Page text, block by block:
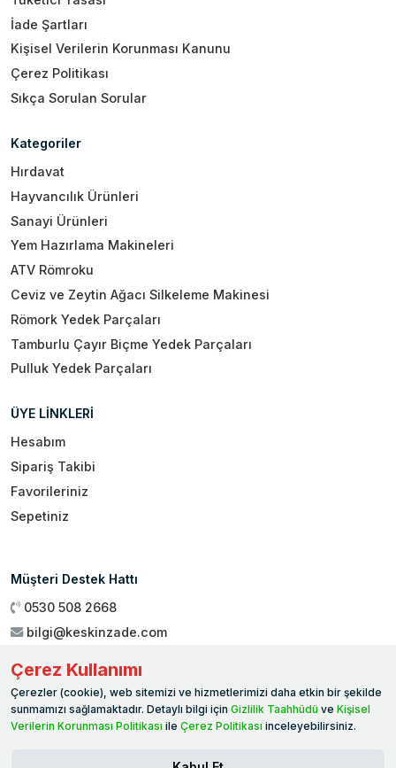
İade Şartları
Kişisel Verilerin Korunması Kanunu
Çerez Politikası
Sıkça Sorulan Sorular
Kategoriler
Hırdavat
Hayvancılık Ürünleri
Sanayi Ürünleri
Yem Hazırlama Makineleri
ATV Römroku
Ceviz ve Zeytin Ağacı Silkeleme Makinesi
Römork Yedek Parçaları
Tamburlu Çayır Biçme Yedek Parçaları
Pulluk Yedek Parçaları
ÜYE LİNKLERİ
Hesabım
Sipariş Takibi
Favorileriniz
Sepetiniz
Müşteri Destek Hattı
0530 508 2668
bilgi@keskinzade.com
Genel Merkez: Yükseliş Mah. 1461. Sokak No:2/1 19 Mayıs
Ballıca / SAMSUN
Çerez Kullanımı
Çerezler (cookie), web sitemizi ve hizmetlerimizi daha etkin bir şekilde
sunmamızı sağlamaktadır. Detaylı bilgi için Gizlilik Taahhüdü ve Kişisel
Verilerin Korunması Politikası ile Çerez Politikası inceleyebilirsiniz.